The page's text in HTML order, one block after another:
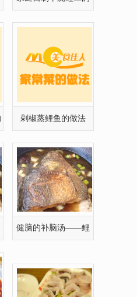
剁椒蒸鲤鱼的做法
健脑的补脑汤——鲤
鱼头豆腐汤
清炒鲤鱼片